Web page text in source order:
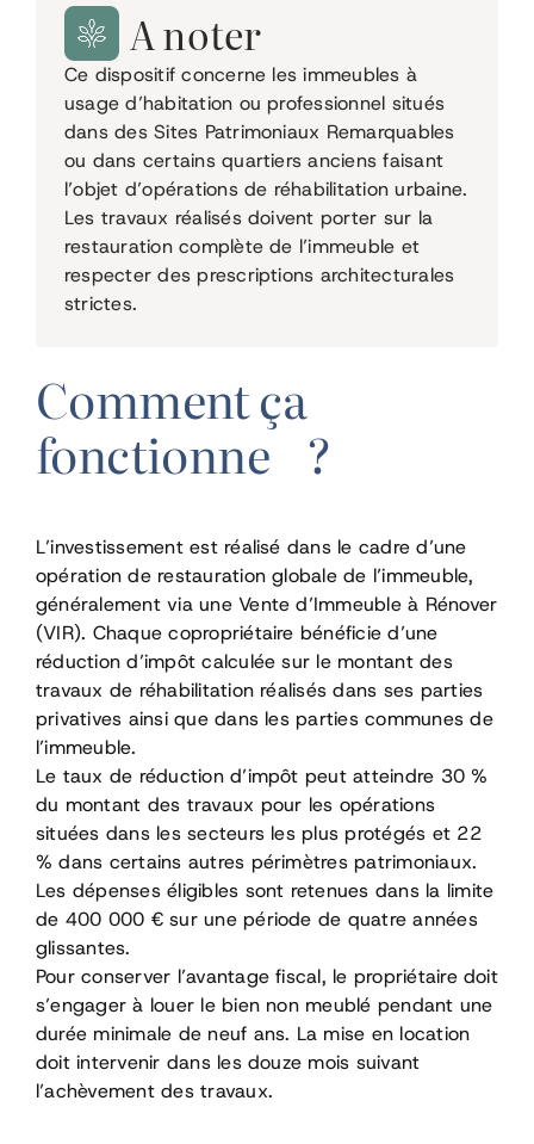
A noter
Ce dispositif concerne les immeubles à
usage d’habitation ou professionnel situés
dans des Sites Patrimoniaux Remarquables
ou dans certains quartiers anciens faisant
l’objet d’opérations de réhabilitation urbaine.
Les travaux réalisés doivent porter sur la
restauration complète de l’immeuble et
respecter des prescriptions architecturales
strictes.
Comment ça
fonctionne ?
L’investissement est réalisé dans le cadre d’une
opération de restauration globale de l’immeuble,
généralement via une Vente d’Immeuble à Rénover
(VIR). Chaque copropriétaire bénéficie d’une
réduction d’impôt calculée sur le montant des
travaux de réhabilitation réalisés dans ses parties
privatives ainsi que dans les parties communes de
l’immeuble.
Le taux de réduction d’impôt peut atteindre 30 %
du montant des travaux pour les opérations
situées dans les secteurs les plus protégés et 22
% dans certains autres périmètres patrimoniaux.
Les dépenses éligibles sont retenues dans la limite
de 400 000 € sur une période de quatre années
glissantes.
Pour conserver l’avantage fiscal, le propriétaire doit
s’engager à louer le bien non meublé pendant une
durée minimale de neuf ans. La mise en location
doit intervenir dans les douze mois suivant
l’achèvement des travaux.